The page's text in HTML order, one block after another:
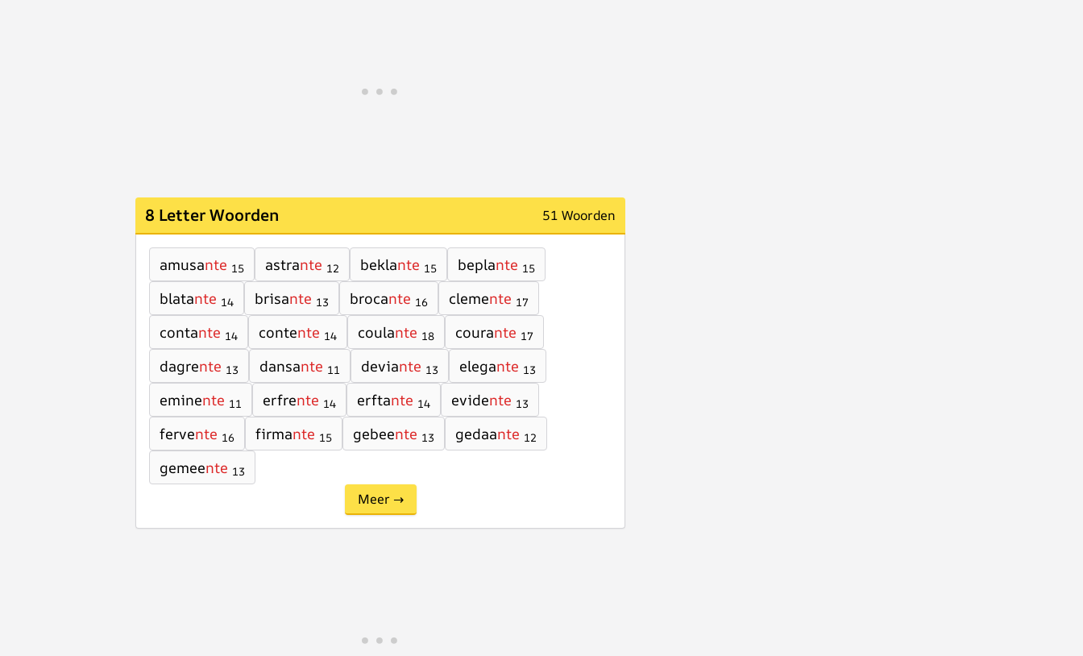
8 Letter Woorden 51 Woorden
amusante 15 astrante 12 beklante 15 beplante 15
blatante 14 brisante 13 brocante 16 clemente 17
contante 14 contente 14 coulante 18 courante 17
dagrente 13 dansante 11 deviante 13 elegante 13
eminente 11 erfrente 14 erftante 14 evidente 13
fervente 16 firmante 15 gebeente 13 gedaante 12
gemeente 13
Meer →